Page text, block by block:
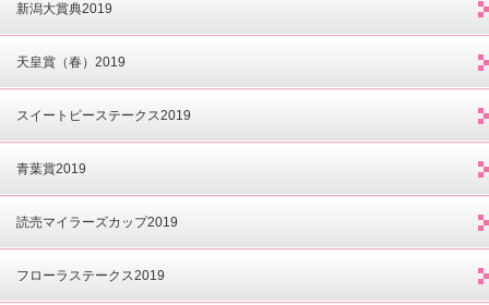
新潟大賞典2019
天皇賞（春）2019
スイートピーステークス2019
青葉賞2019
読売マイラーズカップ2019
フローラステークス2019